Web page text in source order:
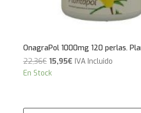
OnagraPol 1000mg 120 perlas.
22,36€ El
precio
22,36€.
15,95€El
15,95€.
IVA Incluido
En Stock
Búsqueda